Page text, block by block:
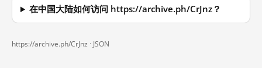
在中国大陆如何访问 https://archive.ph/CrJnz？
https://archive.ph/CrJnz · JSON